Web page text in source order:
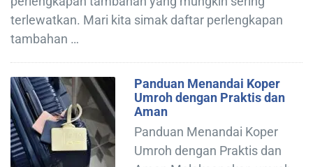
terlewatkan. Mari kita simak daftar perlengkapan
tambahan …
Panduan Menandai Koper
Umroh dengan Praktis dan
Aman
Panduan Menandai Koper
Umroh dengan Praktis dan